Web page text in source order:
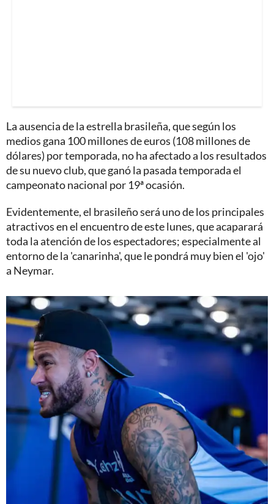
La ausencia de la estrella brasileña, que según los
medios gana 100 millones de euros (108 millones de
dólares) por temporada, no ha afectado a los resultados
de su nuevo club, que ganó la pasada temporada el
campeonato nacional por 19ª ocasión.
Evidentemente, el brasileño será uno de los principales
atractivos en el encuentro de este lunes, que acaparará
toda la atención de los espectadores; especialmente al
entorno de la 'canarinha', que le pondrá muy bien el 'ojo'
a Neymar.